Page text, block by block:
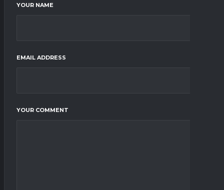
YOUR NAME
EMAIL ADDRESS
YOUR COMMENT